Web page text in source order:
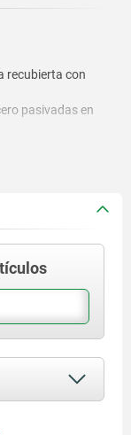
recubierta con
pasivadas en